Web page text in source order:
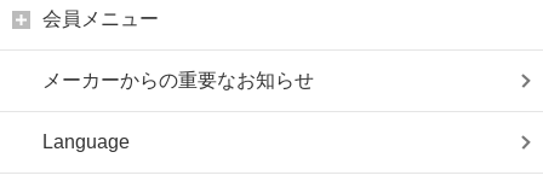
会員メニュー
メーカーからの重要なお知らせ
Language